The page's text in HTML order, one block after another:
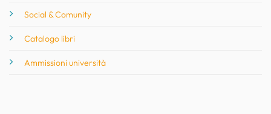
Social & Comunity
Catalogo libri
Ammissioni università